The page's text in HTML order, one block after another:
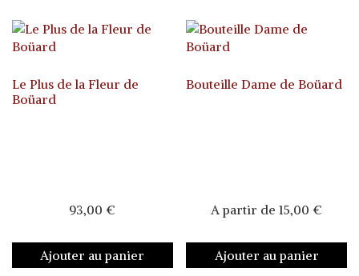
Le Plus de la Fleur de
Boüard
93,00 €
Ajouter au panier
Bouteille Dame de Boüard
A partir de15,00 €
Ajouter au panier